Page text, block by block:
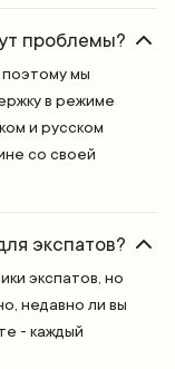
проблемы?
мы
в режиме
и русском
со своей
экспатов?
экспатов, но
недавно ли вы
- каждый